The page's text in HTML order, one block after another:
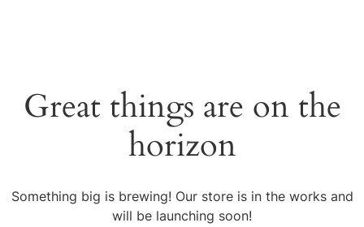
Great things are on the
horizon
Something big is brewing! Our store is in the works and
will be launching soon!